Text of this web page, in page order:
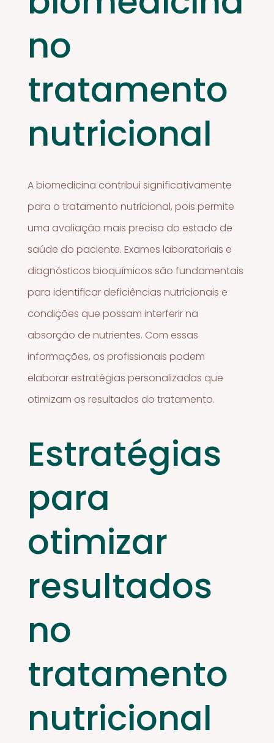
no
tratamento
nutricional
A biomedicina contribui significativamente
para o tratamento nutricional, pois permite
uma avaliação mais precisa do estado de
saúde do paciente. Exames laboratoriais e
diagnósticos bioquímicos são fundamentais
para identificar deficiências nutricionais e
condições que possam interferir na
absorção de nutrientes. Com essas
informações, os profissionais podem
elaborar estratégias personalizadas que
otimizam os resultados do tratamento.
Estratégias
para
otimizar
resultados
no
tratamento
nutricional